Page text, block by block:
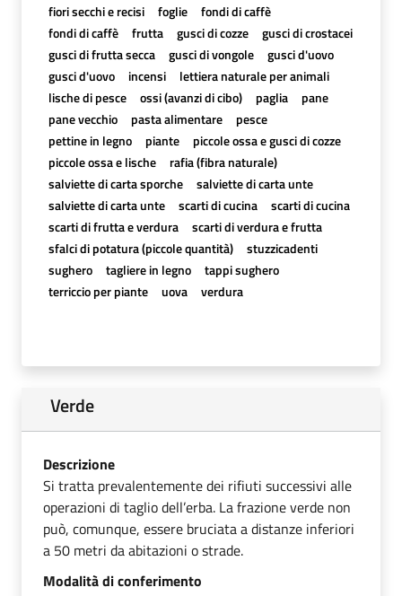
fiori secchi e recisi
foglie
fondi di caffè
fondi di caffè
frutta gusci di cozze
gusci di crostacei
gusci di frutta secca
gusci di vongole
gusci d'uovo
gusci d'uovo
incensi
lettiera naturale per animali
lische di pesce
ossi (avanzi di cibo) paglia
pane
pane vecchio
pasta alimentare
pesce
pettine in legno
piante
piccole ossa e gusci di cozze
piccole ossa e lische
rafia (fibra naturale)
salviette di carta sporche
salviette di carta unte
salviette di carta unte
scarti di cucina
scarti di cucina
scarti di frutta e verdura
scarti di verdura e frutta
sfalci di potatura (piccole quantità)
stuzzicadenti
sughero
tagliere in legno
tappi sughero
terriccio per piante
uova verdura
Verde
Descrizione
Si tratta prevalentemente dei rifiuti successivi alle
operazioni di taglio dell’erba. La frazione verde non
può, comunque, essere bruciata a distanze inferiori
a 50 metri da abitazioni o strade.
Modalità di conferimento